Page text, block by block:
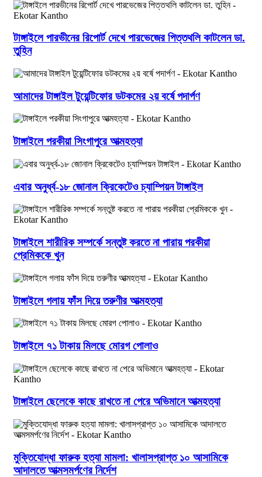
টাঙ্গাইলে পারভীনের রিপোর্ট দেখে পারভেজের পিত্তথলি কাটলেন ডা.
তুহিন
আমাদের টাঙ্গাইল টুয়েন্টিফোর ডটকমের ২য় বর্ষে পদার্পণ
টাঙ্গাইলে পরকীয়া সিংগাপুরে আত্মহত্যা
এবার অনুর্ধ্ব-১৮ জোনাল ক্রিকেটেও চ্যাম্পিয়ন টাঙ্গাইল
টাঙ্গাইলে শারীরিক সম্পর্কে সন্তুষ্ট করতে না পারায় পরকীয়া
প্রেমিককে খুন
টাঙ্গাইলে গলায় ফাঁস দিয়ে তরুণীর আত্মহত্যা
টাঙ্গাইলে ৭১ টাকায় মিলছে মোরগ পোলাও
টাঙ্গাইলে ছেলেকে কাছে রাখতে না পেরে অভিমানে আত্মহত্যা
মুক্তিযোদ্ধা ফারুক হত্যা মামলা: খালাসপ্রাপ্ত ১০ আসামিকে
আদালতে আত্মসমর্পণের নির্দেশ